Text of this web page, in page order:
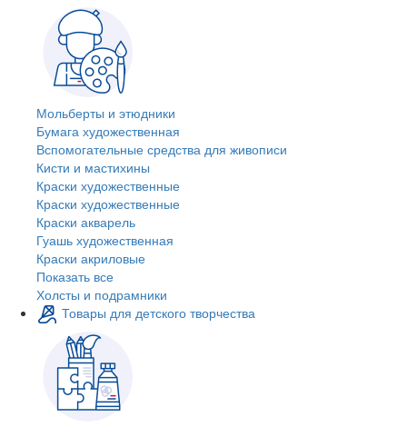
Мольберты и этюдники
Бумага художественная
Вспомогательные средства для живописи
Кисти и мастихины
Краски художественные
Краски художественные
Краски акварель
Гуашь художественная
Краски акриловые
Показать все
Холсты и подрамники
Товары для детского творчества